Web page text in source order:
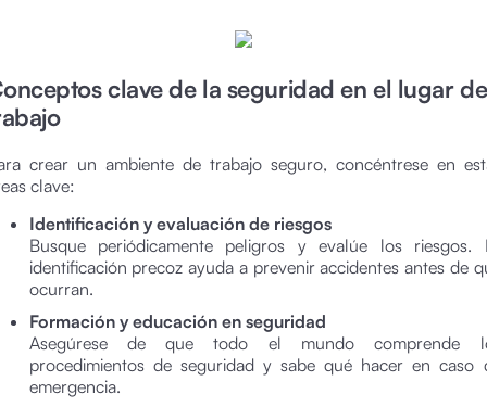
clave de la seguridad en el lugar de
crear un ambiente de trabajo seguro, concéntrese en
clave:
Identificación y evaluación de riesgos
Busque periódicamente peligros y evalúe los riesgos.
identificación precoz ayuda a prevenir accidentes antes de
ocurran.
Formación y educación en seguridad
Asegúrese de que todo el mundo comprende
procedimientos de seguridad y sabe qué hacer en caso
emergencia.